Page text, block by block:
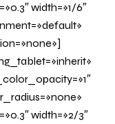
width=»1/6″
width=»2/3″